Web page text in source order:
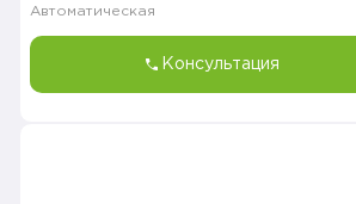
Автоматическая
Консультация